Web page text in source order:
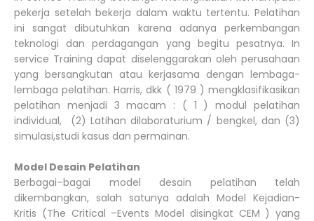
pekerja setelah bekerja dalam waktu tertentu. Pelatihan
ini sangat dibutuhkan karena adanya perkembangan
teknologi dan perdagangan yang begitu pesatnya. In
service Training dapat diselenggarakan oleh perusahaan
yang bersangkutan atau kerjasama dengan lembaga-
lembaga pelatihan. Harris, dkk ( 1979 ) mengklasifikasikan
pelatihan menjadi 3 macam : ( 1 ) modul pelatihan
individual, (2) Latihan dilaboraturium / bengkel, dan (3)
simulasi,studi kasus dan permainan.
Model Desain Pelatihan
Berbagai–bagai model desain pelatihan telah
dikembangkan, salah satunya adalah Model Kejadian-
Kritis (The Critical –Events Model disingkat CEM ) yang